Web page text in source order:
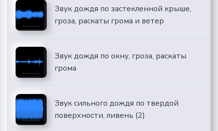
Звук дождя по застекленной крыше,
гроза, раскаты грома и ветер
Звук дождя по окну, гроза, раскаты
грома
Звук сильного дождя по твердой
поверхности, ливень (2)